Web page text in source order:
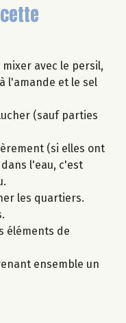
avec le persil,
l'amande et le sel
(sauf parties
(si elles ont
l'eau, c'est
les quartiers.
éléments de
ensemble un